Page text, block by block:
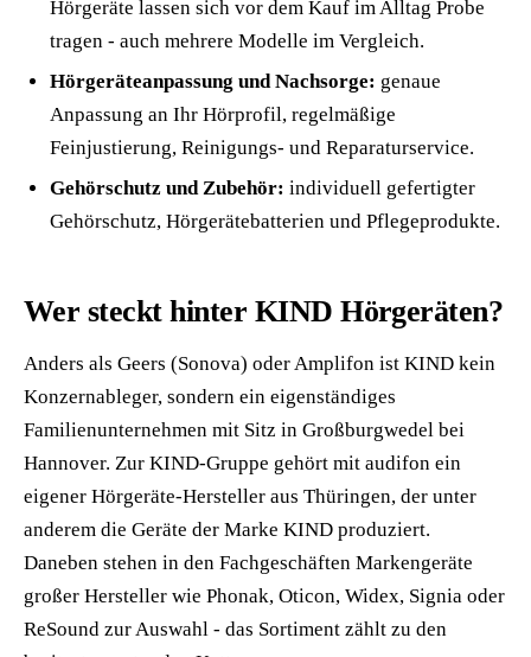
Hörgeräte lassen sich vor dem Kauf im Alltag Probe
tragen - auch mehrere Modelle im Vergleich.
Hörgeräteanpassung und Nachsorge: genaue
Anpassung an Ihr Hörprofil, regelmäßige
Feinjustierung, Reinigungs- und Reparaturservice.
Gehörschutz und Zubehör: individuell gefertigter
Gehörschutz, Hörgerätebatterien und Pflegeprodukte.
Wer steckt hinter KIND Hörgeräten?
Anders als Geers (Sonova) oder Amplifon ist KIND kein
Konzernableger, sondern ein eigenständiges
Familienunternehmen mit Sitz in Großburgwedel bei
Hannover. Zur KIND-Gruppe gehört mit audifon ein
eigener Hörgeräte-Hersteller aus Thüringen, der unter
anderem die Geräte der Marke KIND produziert.
Daneben stehen in den Fachgeschäften Markengeräte
großer Hersteller wie Phonak, Oticon, Widex, Signia oder
ReSound zur Auswahl - das Sortiment zählt zu den